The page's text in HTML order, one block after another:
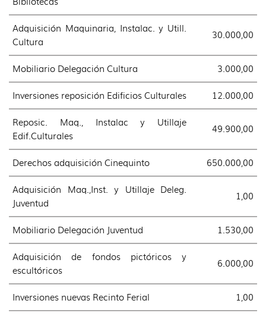
Adquisición Maquinaria, Instalac. y Utill.
Cultura
30.000,00
Mobiliario Delegación Cultura 3.000,00
Inversiones reposición Edificios Culturales 12.000,00
Reposic. Maq., Instalac y Utillaje
Edif.Culturales
49.900,00
Derechos adquisición Cinequinto 650.000,00
Adquisición Maq.,Inst. y Utillaje Deleg.
Juventud
1,00
Mobiliario Delegación Juventud 1.530,00
Adquisición de fondos pictóricos y
escultóricos
6.000,00
Inversiones nuevas Recinto Ferial 1,00